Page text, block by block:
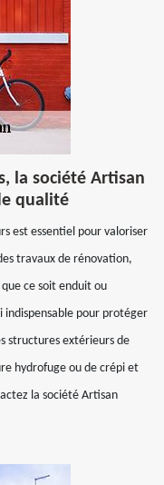
la société Artisan
qualité
est essentiel pour valoriser
travaux de rénovation,
ce soit enduit ou
indispensable pour protéger
structures extérieurs de
hydrofuge ou de crépi et
la société Artisan